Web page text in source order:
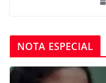
NOTA ESPECIAL